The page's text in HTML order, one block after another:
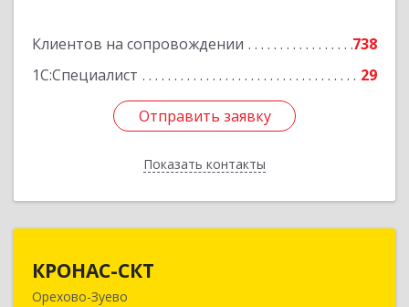
Клиентов на сопровождении
738
1С:Специалист
29
Отправить заявку
Показать контакты
Подробнее
Отправить заявку
Назад
КРОНАС-СКТ
Орехово-Зуево
142600, Московская обл, Орехово-Зуево г,